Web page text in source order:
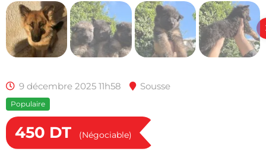
9 décembre 2025 11h58 Sousse
Populaire
450 DT (Négociable)